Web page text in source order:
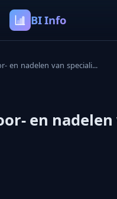
BI Info
en nadelen van speciali...
en nadelen